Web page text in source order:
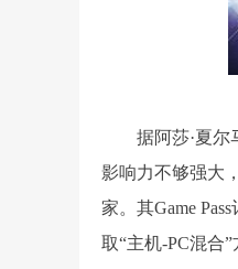
据阿莎·夏
影响力不够强大
家。其Game
取“主机-PC混合